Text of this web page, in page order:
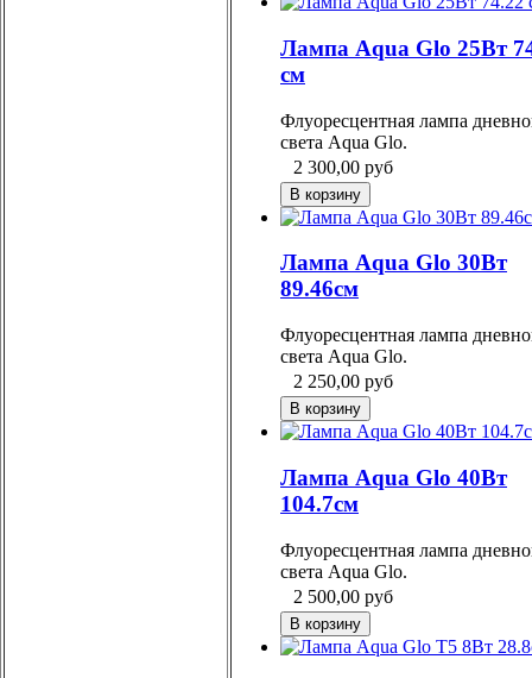
Лампа Aqua Glo 25Вт
см
Флуоресцентная лампа
света Aqua Glo.
2 300,00 руб
Лампа Aqua Glo 30Вт
89.46см
Флуоресцентная лампа
света Aqua Glo.
2 250,00 руб
Лампа Aqua Glo 40Вт
104.7см
Флуоресцентная лампа
света Aqua Glo.
2 500,00 руб